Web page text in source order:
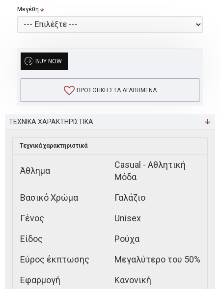
Μεγέθη
BUY NOW
ΠΡΟΣΘΉΚΗ ΣΤΑ ΑΓΑΠΗΜΈΝΑ
ΤΕΧΝΙΚΑ ΧΑΡΑΚΤΗΡΙΣΤΙΚΑ
Τεχνικά χαρακτηριστικά
Άθλημα
Casual - Αθλητική
Μόδα
Βασικό Χρώμα
Γαλάζιο
Γένος
Unisex
Είδος
Ρούχα
Εύρος έκπτωσης
Μεγαλύτερο του 50%
Εφαρμογή
Κανονική